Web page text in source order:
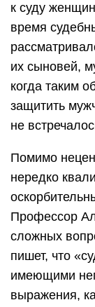
к суду
время
их сыновей,
когда таким
защитить
не
Помимо
нередко
Профессор
сложных
пишет, что
имеющими
выражения,